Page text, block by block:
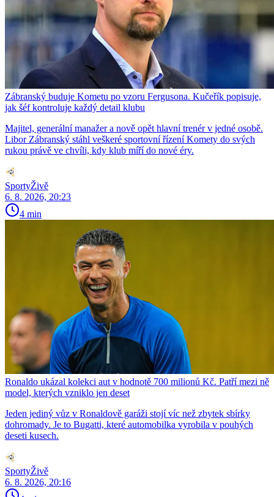
Zábranský buduje Kometu po vzoru Fergusona. Kučeřík popisuje,
jak šéf kontroluje každý detail klubu
Majitel, generální manažer a nově opět hlavní trenér v jedné osobě.
Libor Zábranský stáhl veškeré sportovní řízení Komety do svých
rukou právě ve chvíli, kdy klub míří do nové éry.
SportyŽivě
6. 8. 2026, 20:23
4 min
Ronaldo ukázal kolekci aut v hodnotě 700 milionů Kč. Patří mezi ně
model, kterých vzniklo jen deset
Jeden jediný vůz v Ronaldově garáži stojí víc než zbytek sbírky
dohromady. Je to Bugatti, které automobilka vyrobila v pouhých
deseti kusech.
SportyŽivě
6. 8. 2026, 20:16